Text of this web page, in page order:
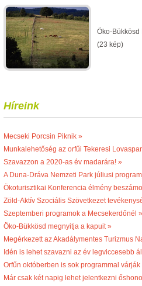
Öko-Bükkösd
(23 kép)
Híreink
Mecseki Porcsin Piknik »
Munkalehetőség az orfűi Tekeresi
Szavazzon a 2020-as év madarára! »
A Duna-Dráva Nemzeti Park júliusi
Ökoturisztikai Konferencia élmény
Zöld-Aktív Szociális Szövetkezet
Szeptemberi programok a Mecsekerdőnél »
Öko-Bükkösd megnyitja a kapuit »
Megérkezett az Akadálymentes Turizmus
Idén is lehet szavazni az év legviccesebb
Orfűn októberben is sok programmal
Már csak két napig lehet jelentkezni